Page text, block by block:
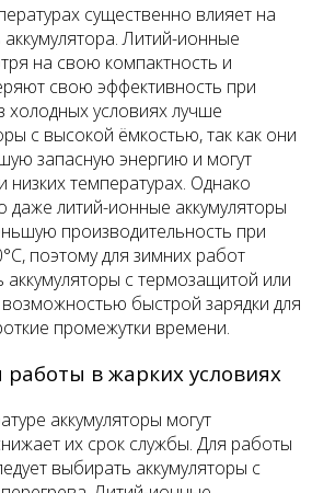
существенно влияет на
Литий-ионные
на свою компактность и
свою эффективность при
холодных условиях лучше
с высокой ёмкостью, так как они
запасную энергию и могут
температурах. Однако
даже литий-ионные аккумуляторы
производительность при
поэтому для зимних работ
с термозащитой или
быстрой зарядки для
промежутки времени.
работы в жарких условиях
аккумуляторы могут
их срок службы. Для работы
выбирать аккумуляторы с